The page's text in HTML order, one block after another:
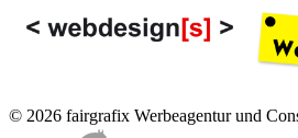
© 2026 fairgrafix Werbeagentur und